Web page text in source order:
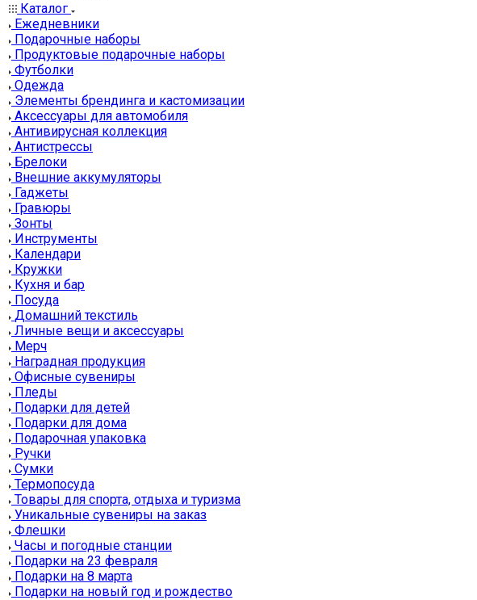
Каталог
Ежедневники
Подарочные наборы
Продуктовые подарочные наборы
Футболки
Одежда
Элементы брендинга и кастомизации
Аксессуары для автомобиля
Антивирусная коллекция
Антистрессы
Брелоки
Внешние аккумуляторы
Гаджеты
Гравюры
Зонты
Инструменты
Календари
Кружки
Кухня и бар
Посуда
Домашний текстиль
Личные вещи и аксессуары
Мерч
Наградная продукция
Офисные сувениры
Пледы
Подарки для детей
Подарки для дома
Подарочная упаковка
Ручки
Сумки
Термопосуда
Товары для спорта, отдыха и туризма
Уникальные сувениры на заказ
Флешки
Часы и погодные станции
Подарки на 23 февраля
Подарки на 8 марта
Подарки на новый год и рождество